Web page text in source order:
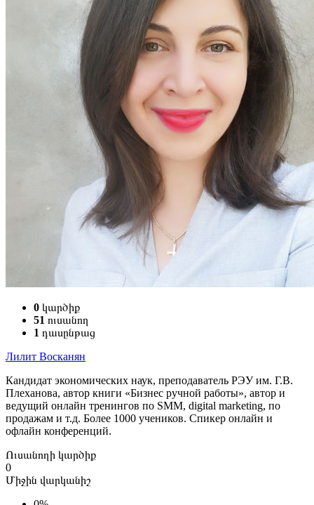
0 կարծիք
51 ուսանող
1 դասընթաց
Лилит Восканян
Кандидат экономических наук, преподаватель РЭУ им. Г.В.
Плеханова, автор книги «Бизнес ручной работы», автор и
ведущий онлайн тренингов по SMM, digital marketing, по
продажам и т.д. Более 1000 учеников. Спикер онлайн и
офлайн конференций.
Ուսանողի կարծիք
0
Միջին վարկանիշ